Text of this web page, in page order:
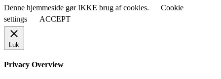
Denne hjemmeside gør IKKE brug af cookies.
Cookie
settings
ACCEPT
Luk
Privacy Overview